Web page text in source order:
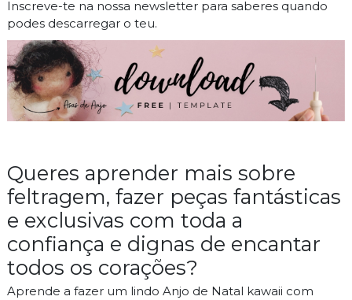
Inscreve-te na nossa newsletter para saberes quando
podes descarregar o teu.
Queres aprender mais sobre
feltragem, fazer peças fantásticas
e exclusivas com toda a
confiança e dignas de encantar
todos os corações?
Aprende a fazer um lindo Anjo de Natal kawaii com